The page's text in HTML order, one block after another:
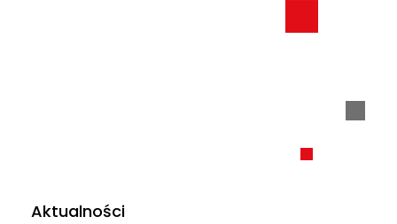
Aktualności